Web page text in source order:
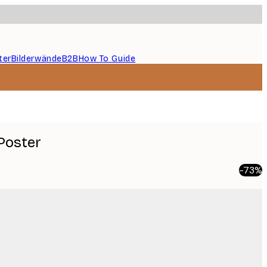
BilderwändeB2BHow To Guide
-73%